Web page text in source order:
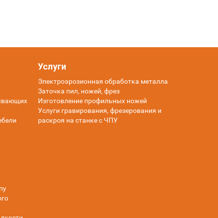
Услуги
Электроэрозионная обработка металла
Заточка пил, ножей, фрез
Изготовление профильных ножей
Услуги гравирования, фрезерования и
раскроя на станке с ЧПУ